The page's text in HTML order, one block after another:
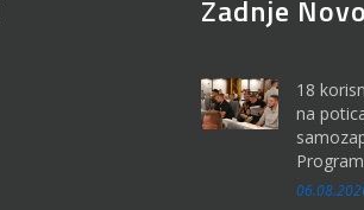
Zadnje
18
na